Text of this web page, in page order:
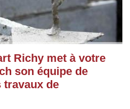
Richy met à votre
son équipe de
travaux de